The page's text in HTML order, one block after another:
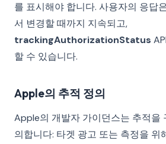
를 표시해야 합니다. 사용자의 응답
서 변경할 때까지 지속되고,
trackingAuthorizationStatus
할 수 있습니다.
Apple의 추적 정의
Apple의 개발자 가이던스는 추적을
의합니다: 타겟 광고 또는 측정을 위